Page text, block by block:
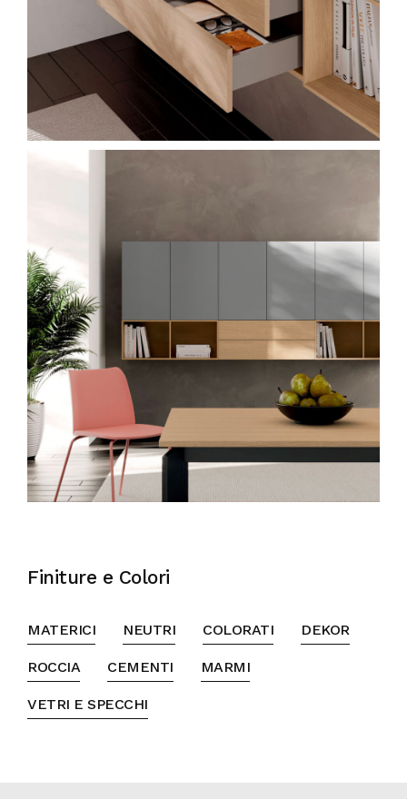
Finiture e Colori
MATERICI NEUTRI COLORATI DEKOR
ROCCIA CEMENTI MARMI
VETRI E SPECCHI